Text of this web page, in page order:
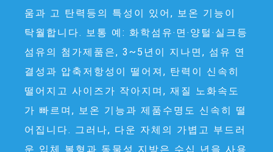
움과 고 탄력등의 특성이 있어, 보온 기능이
탁월합니다. 보통 예: 화학섬유‧면‧양털‧실크등
섬유의 첨가제품은, 3~5년이 지나면, 섬유 연
결성과 압축저항성이 떨어져, 탄력이 신속히
떨어지고 사이즈가 작아지며, 재질 노화속도
가 빠르며, 보온 기능과 제품수명도 신속히 떨
어집니다. 그러나, 다운 자체의 가볍고 부드러
운 입체 볼형과 동물성 지방은 수십 년을 사용